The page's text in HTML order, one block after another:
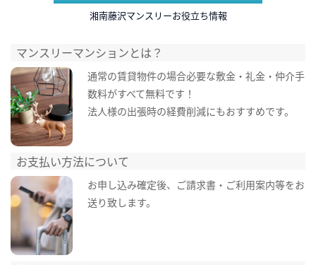
湘南藤沢マンスリーお役立ち情報
マンスリーマンションとは？
通常の賃貸物件の場合必要な敷金・礼金・仲介手
数料がすべて無料です！
法人様の出張時の経費削減にもおすすめです。
お支払い方法について
お申し込み確定後、ご請求書・ご利用案内等をお
送り致します。